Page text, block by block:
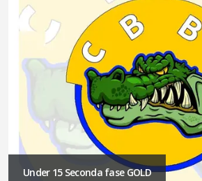
Under 15 Seconda fase GOLD